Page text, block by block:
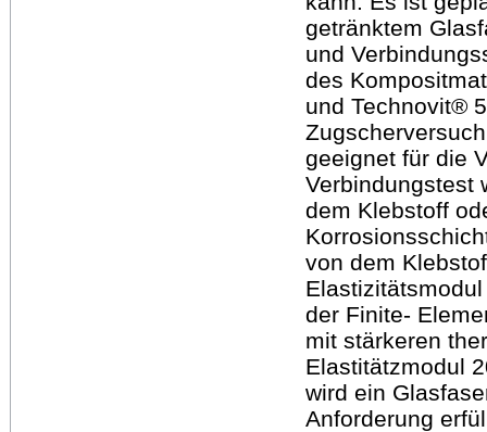
getränktem
und
des
und Technovit®
geeignet für die
Verbindungstest
dem Klebstoff
von dem
der Finite-
mit stärkeren
Elastitätzmodul
wird ein
Anforderung